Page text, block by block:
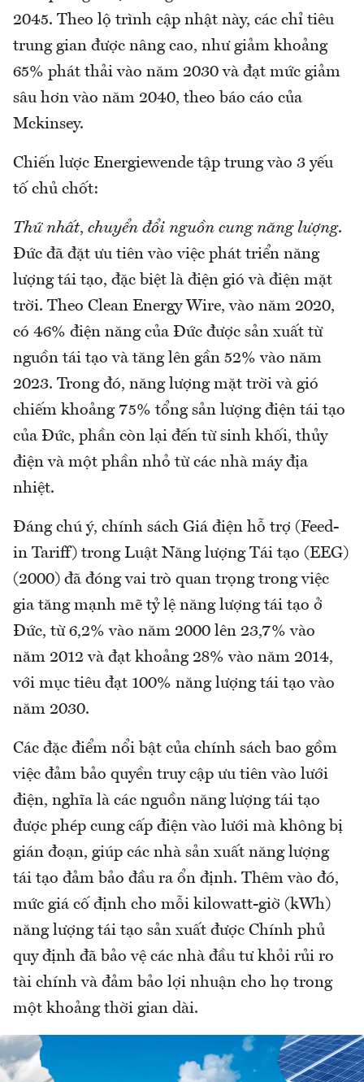
2045. Theo lộ trình cập nhật này, các chỉ tiêu
trung gian được nâng cao, như giảm khoảng
65% phát thải vào năm 2030 và đạt mức giảm
sâu hơn vào năm 2040, theo báo cáo của
Mckinsey.
Chiến lược Energiewende tập trung vào 3 yếu
tố chủ chốt:
Thứ nhất, chuyển đổi nguồn cung năng lượng.
Đức đã đặt ưu tiên vào việc phát triển năng
lượng tái tạo, đặc biệt là điện gió và điện mặt
trời. Theo Clean Energy Wire, vào năm 2020,
có 46% điện năng của Đức được sản xuất từ
nguồn tái tạo và tăng lên gần 52% vào năm
2023. Trong đó, năng lượng mặt trời và gió
chiếm khoảng 75% tổng sản lượng điện tái tạo
của Đức, phần còn lại đến từ sinh khối, thủy
điện và một phần nhỏ từ các nhà máy địa
nhiệt.
Đáng chú ý, chính sách Giá điện hỗ trợ (Feed-
in Tariff) trong Luật Năng lượng Tái tạo (EEG)
(2000) đã đóng vai trò quan trọng trong việc
gia tăng mạnh mẽ tỷ lệ năng lượng tái tạo ở
Đức, từ 6,2% vào năm 2000 lên 23,7% vào
năm 2012 và đạt khoảng 28% vào năm 2014,
với mục tiêu đạt 100% năng lượng tái tạo vào
năm 2030.
Các đặc điểm nổi bật của chính sách bao gồm
việc đảm bảo quyền truy cập ưu tiên vào lưới
điện, nghĩa là các nguồn năng lượng tái tạo
được phép cung cấp điện vào lưới mà không bị
gián đoạn, giúp các nhà sản xuất năng lượng
tái tạo đảm bảo đầu ra ổn định. Thêm vào đó,
mức giá cố định cho mỗi kilowatt-giờ (kWh)
năng lượng tái tạo sản xuất được Chính phủ
quy định đã bảo vệ các nhà đầu tư khỏi rủi ro
tài chính và đảm bảo lợi nhuận cho họ trong
một khoảng thời gian dài.